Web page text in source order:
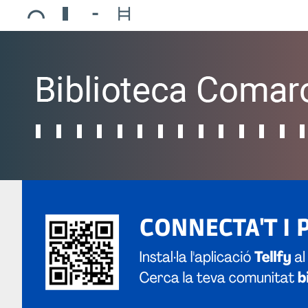
Ajuntament de Mollerussa
Biblioteca Comarcal Jaume Vila
Piscines de Mollerussa